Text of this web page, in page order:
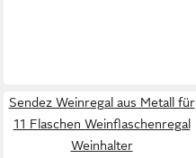
Sendez Weinregal aus Metall für
11 Flaschen Weinflaschenregal
Weinhalter